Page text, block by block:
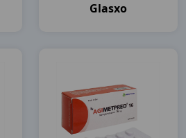
Glasxo